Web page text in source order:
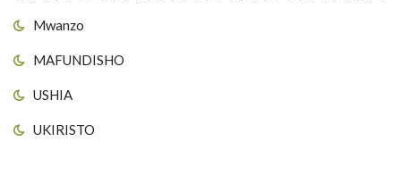
Mwanzo
MAFUNDISHO
USHIA
UKIRISTO